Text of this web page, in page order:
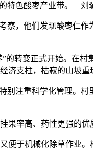
特色酸枣产业带。 刘
，他们发现酸枣仁作
转变正式开始。在村
济支柱，枯寂的山坡重
注重科学化管理。村
挂果率高、药性更强
机械化除草作业。